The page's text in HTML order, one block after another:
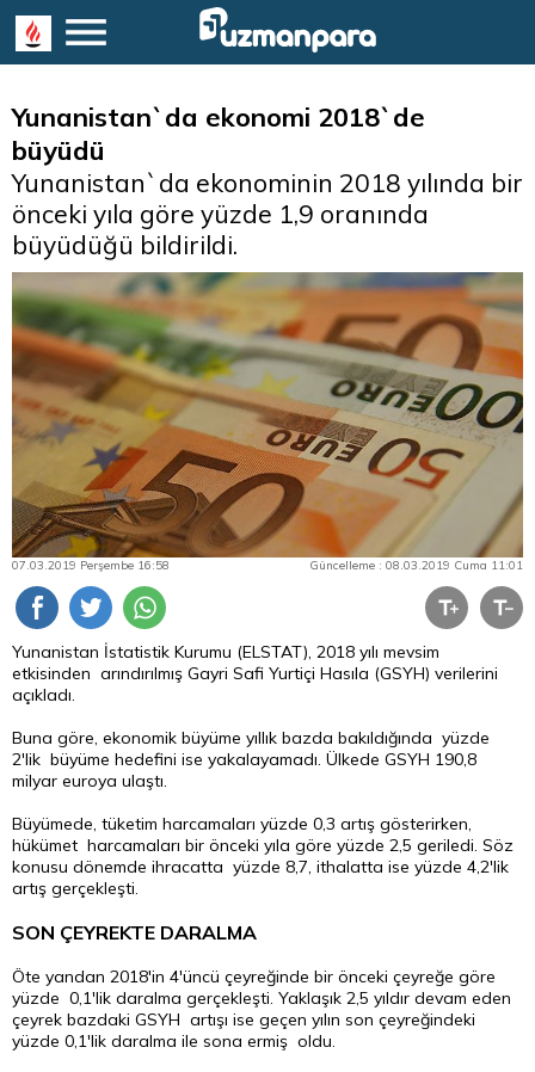
Yunanistan`da ekonomi 2018`de
büyüdü
Yunanistan`da ekonominin 2018 yılında bir
önceki yıla göre yüzde 1,9 oranında
büyüdüğü bildirildi.
07.03.2019 Perşembe 16:58 Güncelleme : 08.03.2019 Cuma 11:01
Yunanistan İstatistik Kurumu (ELSTAT), 2018 yılı mevsim
etkisinden arındırılmış Gayri Safi Yurtiçi Hasıla (GSYH) verilerini
açıkladı.
Buna göre, ekonomik büyüme yıllık bazda bakıldığında yüzde
2'lik büyüme hedefini ise yakalayamadı. Ülkede GSYH 190,8
milyar euroya ulaştı.
Büyümede, tüketim harcamaları yüzde 0,3 artış gösterirken,
hükümet harcamaları bir önceki yıla göre yüzde 2,5 geriledi. Söz
konusu dönemde ihracatta yüzde 8,7, ithalatta ise yüzde 4,2'lik
artış gerçekleşti.
SON ÇEYREKTE DARALMA
Öte yandan 2018'in 4'üncü çeyreğinde bir önceki çeyreğe göre
yüzde 0,1'lik daralma gerçekleşti. Yaklaşık 2,5 yıldır devam eden
çeyrek bazdaki GSYH artışı ise geçen yılın son çeyreğindeki
yüzde 0,1'lik daralma ile sona ermiş oldu.